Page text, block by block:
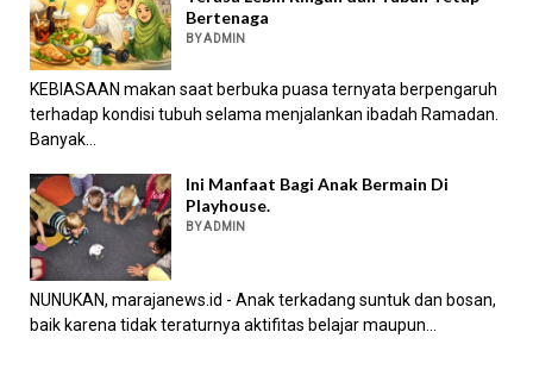
Bertenaga
BY ADMIN
KEBIASAAN makan saat berbuka puasa ternyata berpengaruh
terhadap kondisi tubuh selama menjalankan ibadah Ramadan.
Banyak...
Ini Manfaat Bagi Anak Bermain Di
Playhouse.
BY ADMIN
NUNUKAN, marajanews.id - Anak terkadang suntuk dan bosan,
baik karena tidak teraturnya aktifitas belajar maupun...